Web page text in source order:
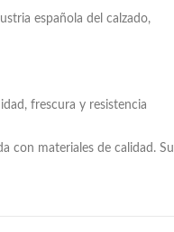
española del calzado,
frescura y resistencia
con materiales de calidad. Su